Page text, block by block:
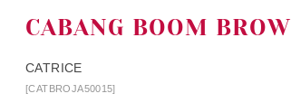
CABANG BOOM
CATRICE
[CATBROJA50015]